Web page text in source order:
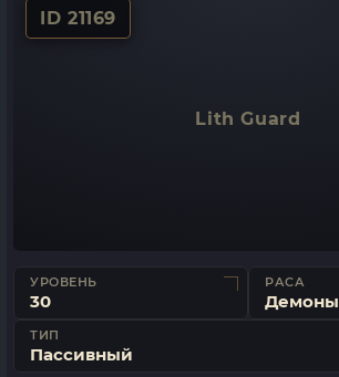
ID 21169
Lith Guard
УРОВЕНЬ
30
РАСА
Демоны
ТИП
Пассивный